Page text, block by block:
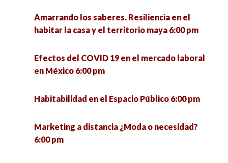
Amarrando los saberes. Resiliencia en el
habitar la casa y el territorio maya 6:00 pm
Efectos del COVID 19 en el mercado laboral
en México 6:00 pm
Habitabilidad en el Espacio Público 6:00 pm
Marketing a distancia ¿Moda o necesidad?
6:00 pm